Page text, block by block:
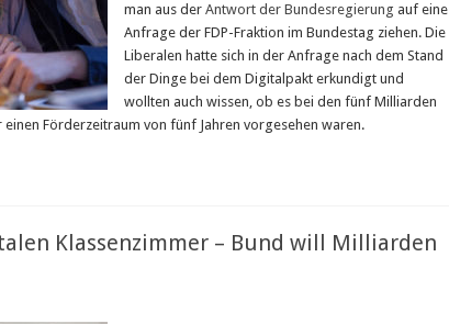
man aus der Antwort der Bundesregierung auf eine
Anfrage der FDP-Fraktion im Bundestag ziehen. Die
Liberalen hatte sich in der Anfrage nach dem Stand
der Dinge bei dem Digitalpakt erkundigt und
wollten auch wissen, ob es bei den fünf Milliarden
Förderzeitraum von fünf Jahren vorgesehen waren.
Klassenzimmer – Bund will Milliarden